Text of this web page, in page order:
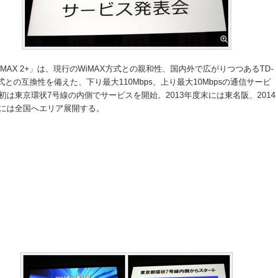
2+」は、現行のWiMAX方式との親和性、国内外で広がりつつあるTD-
との互換性を備えた、下り最大110Mbps、上り最大10Mbpsの通信サービ
は東京環状7号線の内側でサービスを開始。2013年度末には東名阪、2014
は全国へエリア展開する。